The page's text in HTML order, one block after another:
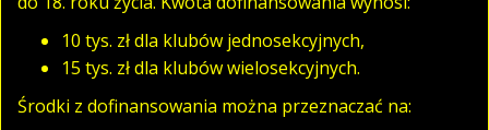
10 tys. zł dla klubów jednosekcyjnych,
15 tys. zł dla klubów wielosekcyjnych.
Środki z dofinansowania można przeznaczać na: